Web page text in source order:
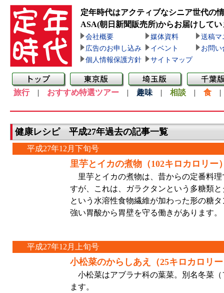
定年時代はアクティブなシニア世代の
ASA(朝日新聞販売所)からお届けしてい
会社概要 媒体資料
送稿マ
広告のお申し込み
イベント
お問い
個人情報保護方針
サイトマップ
旅行| おすすめ特選ツアー | 趣味 | 相談 | 食
健康レシピ 平成27年過去の記事一覧
平成27年12月下旬号
里芋とイカの煮物（102キロカロリー
里芋とイカの煮物は、昔からの定番料
すが、これは、ガラクタンという多糖類
という水溶性食物繊維が加わった形の糖
強い胃酸から胃壁を守る働きがあります。
平成27年12月上旬号
小松菜のからしあえ（25キロカロリ
小松菜はアブラナ科の葉菜。別名冬菜
ます。